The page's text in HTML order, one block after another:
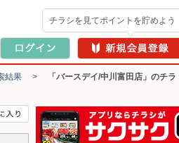
チラシを見てポイントを貯めよう
結果 >
「バースデイ/中川富田店」のチラ